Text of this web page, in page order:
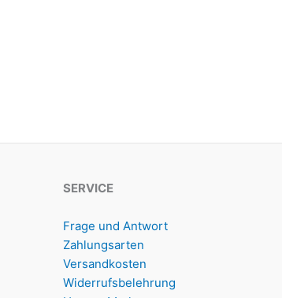
SERVICE
Frage und Antwort
Zahlungsarten
Versandkosten
Widerrufsbelehrung